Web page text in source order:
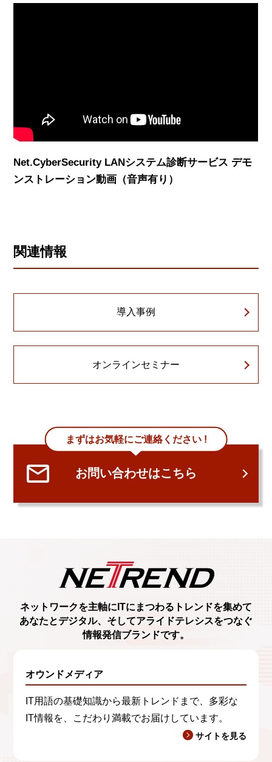
Net.CyberSecurity LANシステム診断サービス デモ
ンストレーション動画（音声有り）
関連情報
導入事例
オンラインセミナー
まずはお気軽にご連絡ください !
お問い合わせはこちら
ネットワークを主軸に ITにまつわるトレンドを集めて
あなたとデジタル、 そしてアライドテレシスをつなぐ
情報発信ブランドです。
オウンドメディア
IT用語の基礎知識から最新トレンドまで、多彩な
IT情報を、こだわり満載でお届けしています。
サイトを見る